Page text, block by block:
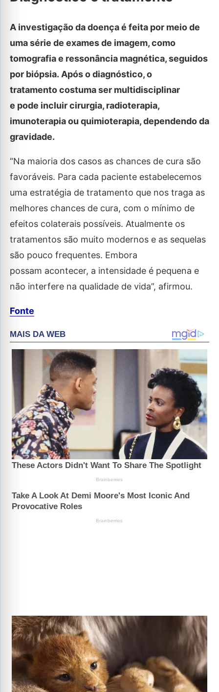
A investigação da doença é feita por meio de
uma série de exames de imagem, como
tomografia e ressonância magnética, seguidos
por biópsia. Após o diagnóstico, o
tratamento costuma ser multidisciplinar
e pode incluir cirurgia, radioterapia,
imunoterapia ou quimioterapia, dependendo da
gravidade.
“Na maioria dos casos as chances de cura são
favoráveis. Para cada paciente estabelecemos
uma estratégia de tratamento que nos traga as
melhores chances de cura, com o mínimo de
efeitos colaterais possíveis. Atualmente os
tratamentos são muito modernos e as sequelas
são pouco frequentes. Embora
possam acontecer, a intensidade é pequena e
não interfere na qualidade de vida”, afirmou.
Fonte